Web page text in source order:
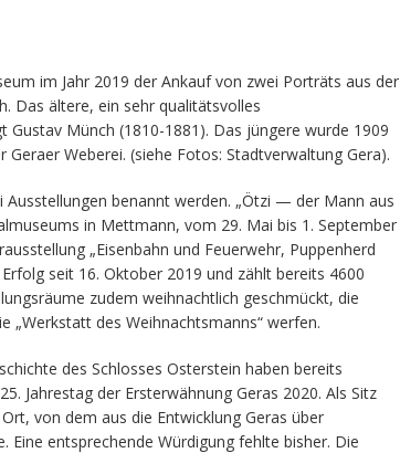
im Jahr 2019 der Ankauf von zwei Porträts aus der
Das ältere, ein sehr qualitätsvolles
Münch (1810-1881). Das jüngere wurde 1909
Weberei. (siehe Fotos: Stadtverwaltung Gera).
benannt werden. „Ötzi — der Mann aus
in Mettmann, vom 29. Mai bis 1. September
„Eisenbahn und Feuerwehr, Puppenherd
seit 16. Oktober 2019 und zählt bereits 4600
zudem weihnachtlich geschmückt, die
„Werkstatt des Weihnachtsmanns“ werfen.
des Schlosses Osterstein haben bereits
Jahrestag der Ersterwähnung Geras 2020. Als Sitz
von dem aus die Entwicklung Geras über
entsprechende Würdigung fehlte bisher. Die